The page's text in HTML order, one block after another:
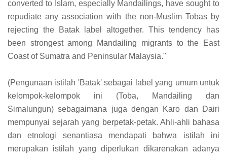
converted to Islam, especially Mandailings, have sought to
repudiate any association with the non-Muslim Tobas by
rejecting the Batak label altogether. This tendency has
been strongest among Mandailing migrants to the East
Coast of Sumatra and Peninsular Malaysia."
(Pengunaan istilah 'Batak' sebagai label yang umum untuk
kelompok-kelompok ini (Toba, Mandailing dan
Simalungun) sebagaimana juga dengan Karo dan Dairi
mempunyai sejarah yang berpetak-petak. Ahli-ahli bahasa
dan etnologi senantiasa mendapati bahwa istilah ini
merupakan istilah yang diperlukan dikarenakan adanya